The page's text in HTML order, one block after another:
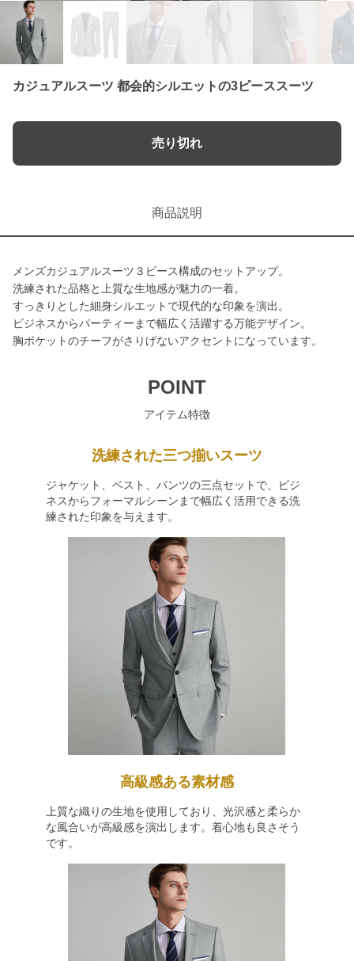
カジュアルスーツ 都会的シルエットの3ピーススーツ
売り切れ
商品説明
メンズカジュアルスーツ３ピース構成のセットアップ。
洗練された品格と上質な生地感が魅力の一着。
すっきりとした細身シルエットで現代的な印象を演出。
ビジネスからパーティーまで幅広く活躍する万能デザイン。
胸ポケットのチーフがさりげないアクセントになっています。
POINT
アイテム特徴
洗練された三つ揃いスーツ
ジャケット、ベスト、パンツの三点セットで、ビジ
ネスからフォーマルシーンまで幅広く活用できる洗
練された印象を与えます。
高級感ある素材感
上質な織りの生地を使用しており、光沢感と柔らか
な風合いが高級感を演出します。着心地も良さそう
です。